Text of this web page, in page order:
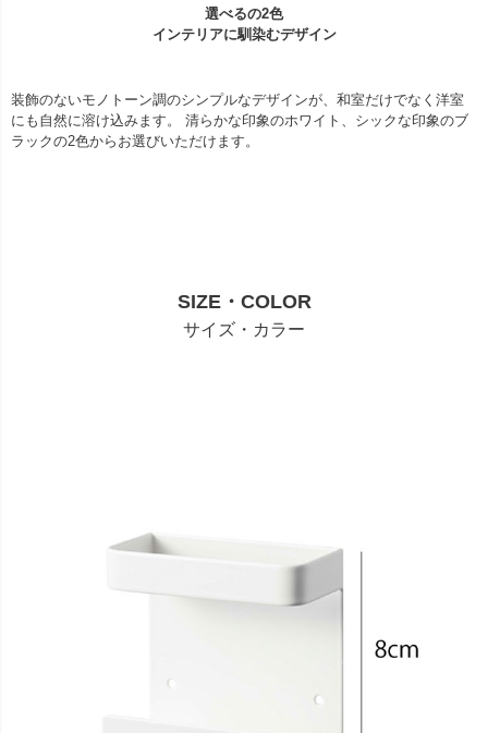
選べるの2色
インテリアに馴染むデザイン
装飾のないモノトーン調のシンプルなデザインが、和室だけでなく洋室
にも自然に溶け込みます。 清らかな印象のホワイト、シックな印象のブ
ラックの2色からお選びいただけます。
SIZE・COLOR
サイズ・カラー